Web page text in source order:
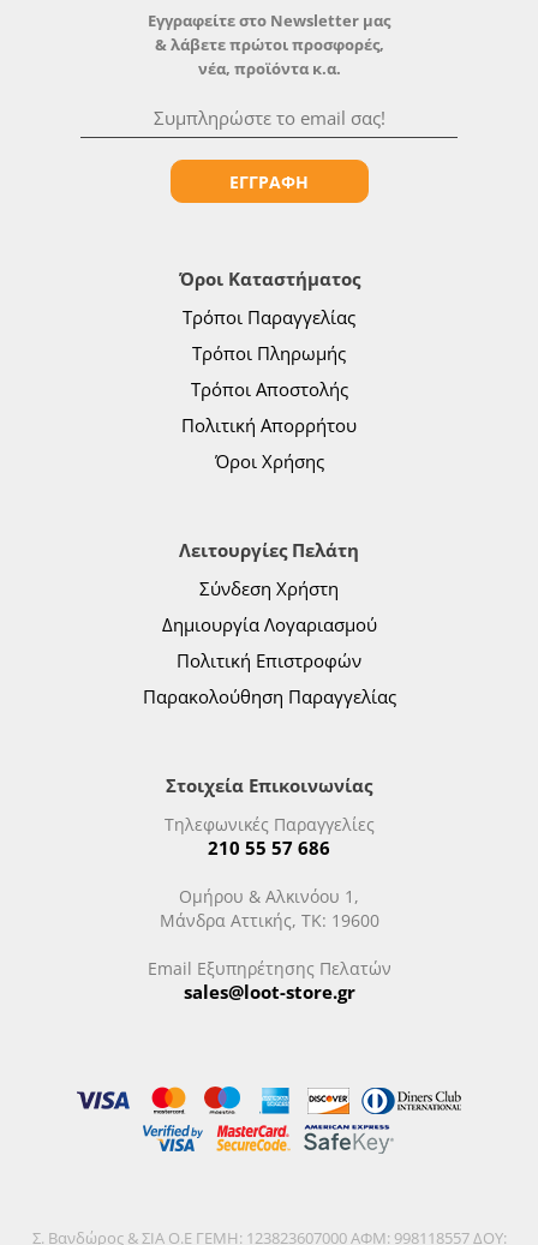
Όροι Καταστήματος
Τρόποι Παραγγελίας
Τρόποι Πληρωμής
Τρόποι Αποστολής
Πολιτική Απορρήτου
Όροι Χρήσης
Λειτουργίες Πελάτη
Σύνδεση Χρήστη
Δημιουργία Λογαριασμού
Πολιτική Επιστροφών
Παρακολούθηση Παραγγελίας
Στοιχεία Επικοινωνίας
Τηλεφωνικές Παραγγελίες
210 55 57 686
Ομήρου & Αλκινόου 1,
Μάνδρα Αττικής, ΤΚ: 19600
Email Εξυπηρέτησης Πελατών
sales@loot-store.gr
Εγγραφείτε στο Newsletter μας
& λάβετε πρώτοι προσφορές,
νέα, προϊόντα κ.α.
ΕΓΓΡΑΦΗ
Σ. Βανδώρος & ΣΙΑ Ο.Ε ΓΕΜΗ: 123823607000 ΑΦΜ: 998118557 ΔΟΥ: